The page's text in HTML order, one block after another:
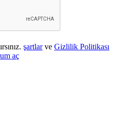
şartlar ve Gizlilik Politikası
aç